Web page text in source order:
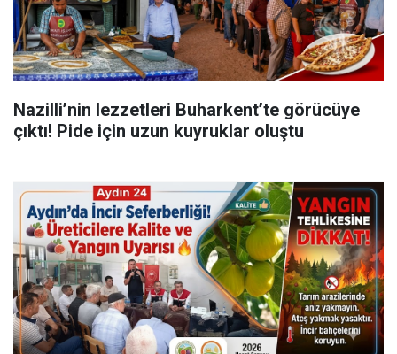
Nazilli’nin lezzetleri Buharkent’te görücüye
çıktı! Pide için uzun kuyruklar oluştu